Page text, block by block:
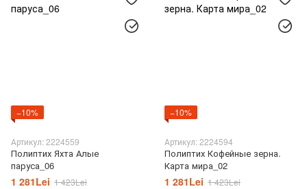
−10%
Артикул: 2224559
Полиптих Яхта Алые
паруса_06
1 281Lei 1 423Lei
−10%
Артикул: 2224594
Полиптих Кофейные зерна.
Карта мира_02
1 281Lei 1 423Lei